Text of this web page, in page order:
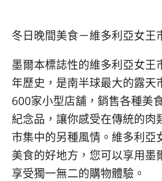
冬日晚間美食－維多利亞女王
墨爾本標誌性的維多利亞女王
年歷史，是南半球最大的露天
600家小型店舖，銷售各種美
紀念品，讓你感受在傳統的肉
市集中的另種風情。維多利亞
美食的好地方，您可以享用墨
享受獨一無二的購物體驗。